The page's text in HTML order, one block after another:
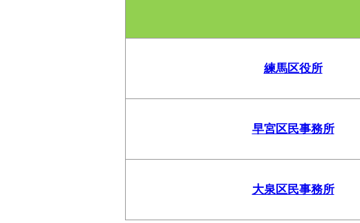
練馬区役所
早宮区民事務所
大泉区民事務所